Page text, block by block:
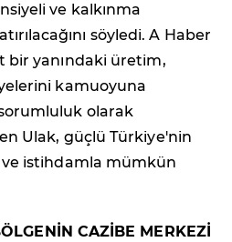
ve kalkınma
söyledi. A Haber
bir yanındaki üretim,
kamuoyuna
olarak
Ulak, güçlü Türkiye'nin
istihdamla mümkün
CAZİBE MERKEZİ